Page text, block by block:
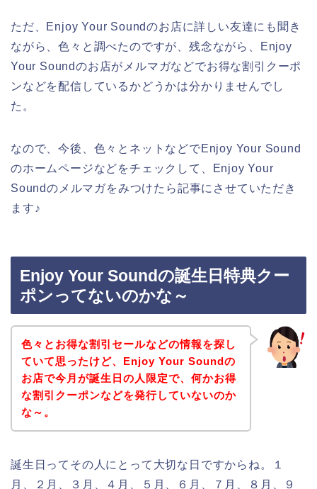
ただ、Enjoy Your Soundのお店に詳しい友達にも聞き
ながら、色々と調べたのですが、残念ながら、Enjoy
Your Soundのお店がメルマガなどでお得な割引クーポ
ンなどを配信しているかどうかは分かりませんでし
た。
なので、今後、色々とネットなどでEnjoy Your Sound
のホームページなどをチェックして、Enjoy Your
Soundのメルマガをみつけたら記事にさせていただき
ます♪
Enjoy Your Soundの誕生日特典クー
ポンってないのかな～
色々とお得な割引セールなどの情報を探し
ていて思ったけど、Enjoy Your Soundの
お店で今月が誕生日の人限定で、何かお得
な割引クーポンなどを発行していないのか
な～。
誕生日ってその人にとって大切な日ですからね。１
月、２月、３月、４月、５月、６月、７月、８月、９